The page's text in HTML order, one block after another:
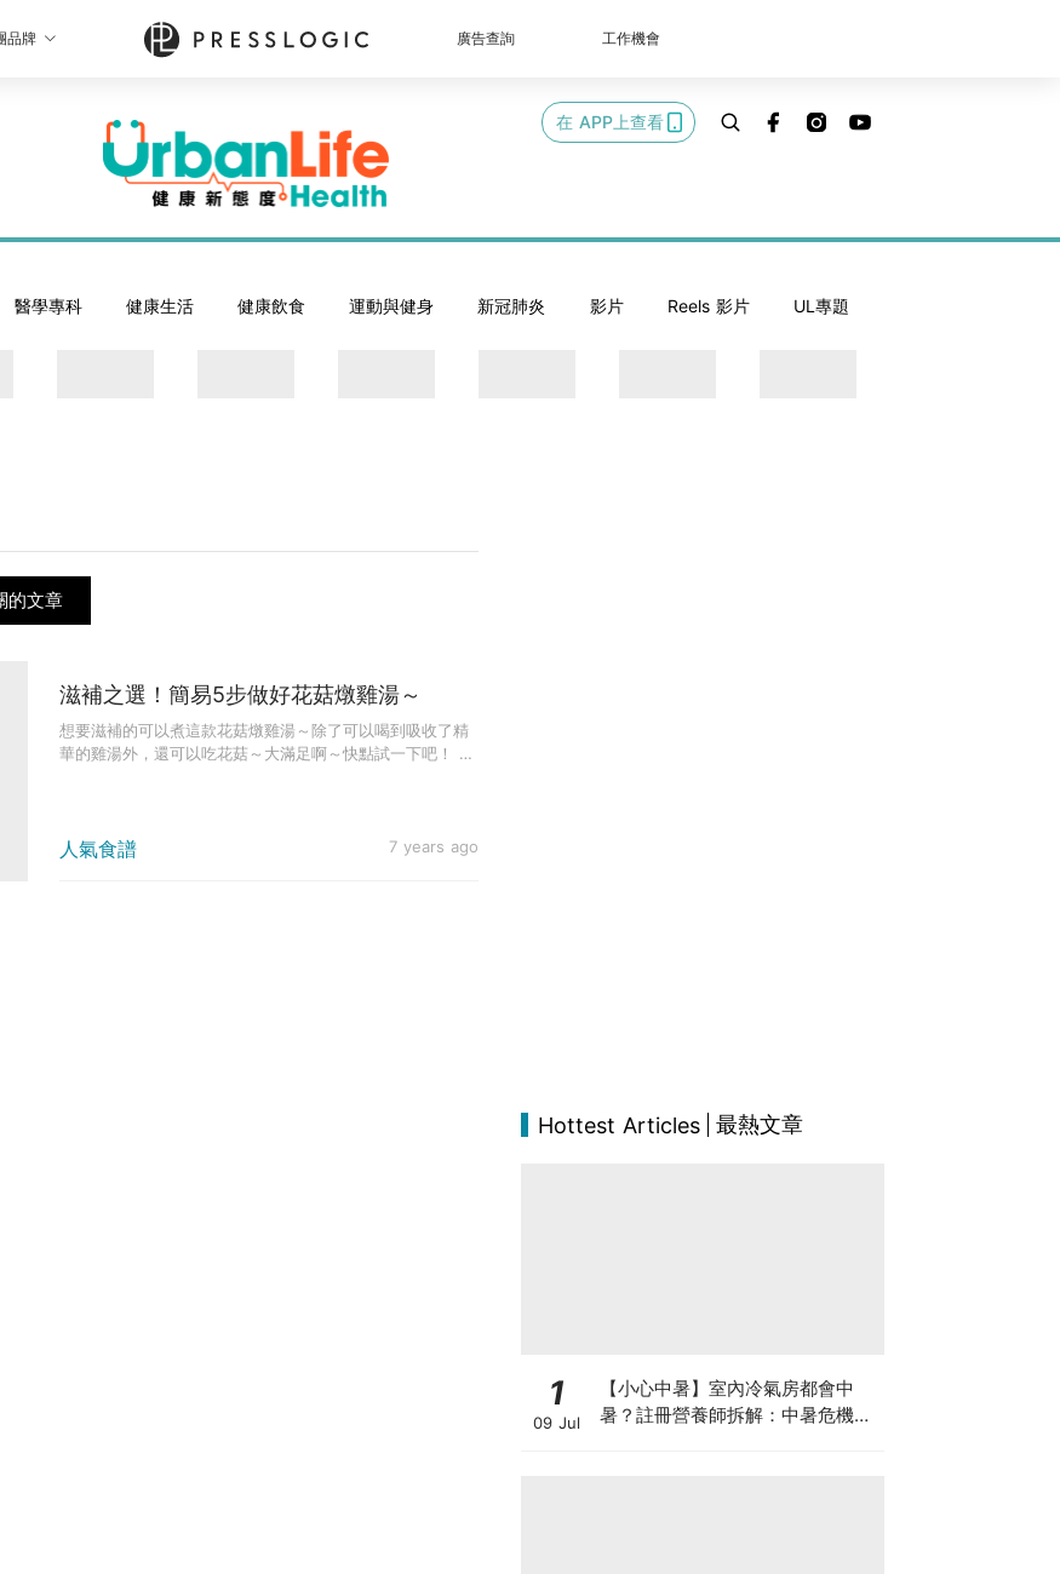
品牌 廣告查詢 工作機會
在 APP上查看
醫學專科 健康生活 健康飲食 運動與健身 新冠肺炎 影片 Reels 影片 UL專題
的文章
人氣食譜 7 years ago
滋補之選！簡易5步做好花菇燉雞湯～
想要滋補的可以煮這款花菇燉雞湯～除了可以喝到吸收了精
華的雞湯外，還可以吃花菇～大滿足啊～快點試一下吧！ 份
Hottest Articles 最熱文章
1
09 Jul
【小心中暑】室內冷氣房都會中
暑？註冊營養師拆解：中暑危機及